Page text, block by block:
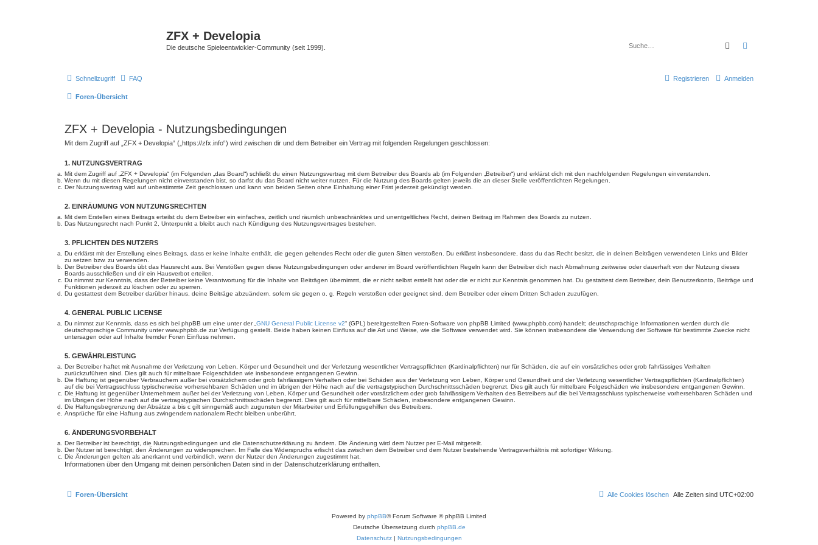
ZFX + Developia
Die deutsche Spieleentwickler-Community (seit 1999). Suche
Schnellzugriff FAQ Anmelden
Registrieren
Foren-Übersicht
ZFX + Developia - Nutzungsbedingungen
Mit dem Zugriff auf „ZFX + Developia“ („https://zfx.info“) wird zwischen dir und dem Betreiber ein Vertrag mit folgenden Regelungen geschlossen:
1. NUTZUNGSVERTRAG
Mit dem Zugriff auf „ZFX + Developia“ (im Folgenden „das Board“) schließt du einen Nutzungsvertrag mit dem Betreiber des Boards ab (im Folgenden „Betreiber“) und erklärst dich mit den nachfolgenden Regelungen einverstanden.
Wenn du mit diesen Regelungen nicht einverstanden bist, so darfst du das Board nicht weiter nutzen. Für die Nutzung des Boards gelten jeweils die an dieser Stelle veröffentlichten Regelungen.
Der Nutzungsvertrag wird auf unbestimmte Zeit geschlossen und kann von beiden Seiten ohne Einhaltung einer Frist jederzeit gekündigt werden.
2. EINRÄUMUNG VON NUTZUNGSRECHTEN
Mit dem Erstellen eines Beitrags erteilst du dem Betreiber ein einfaches, zeitlich und räumlich unbeschränktes und unentgeltliches Recht, deinen Beitrag im Rahmen des Boards zu nutzen.
Das Nutzungsrecht nach Punkt 2, Unterpunkt a bleibt auch nach Kündigung des Nutzungsvertrages bestehen.
3. PFLICHTEN DES NUTZERS
Du erklärst mit der Erstellung eines Beitrags, dass er keine Inhalte enthält, die gegen geltendes Recht oder die guten Sitten verstoßen. Du erklärst insbesondere, dass du das Recht besitzt, die in deinen Beiträgen verwendeten Links und Bilder
zu setzen bzw. zu verwenden.
Der Betreiber des Boards übt das Hausrecht aus. Bei Verstößen gegen diese Nutzungsbedingungen oder anderer im Board veröffentlichten Regeln kann der Betreiber dich nach Abmahnung zeitweise oder dauerhaft von der Nutzung dieses
Boards ausschließen und dir ein Hausverbot erteilen.
Du nimmst zur Kenntnis, dass der Betreiber keine Verantwortung für die Inhalte von Beiträgen übernimmt, die er nicht selbst erstellt hat oder die er nicht zur Kenntnis genommen hat. Du gestattest dem Betreiber, dein Benutzerkonto, Beiträge und
Funktionen jederzeit zu löschen oder zu sperren.
Du gestattest dem Betreiber darüber hinaus, deine Beiträge abzuändern, sofern sie gegen o. g. Regeln verstoßen oder geeignet sind, dem Betreiber oder einem Dritten Schaden zuzufügen.
4. GENERAL PUBLIC LICENSE
Du nimmst zur Kenntnis, dass es sich bei phpBB um eine unter der „ GNU General Public License v2“ (GPL) bereitgestellten Foren-Software von phpBB Limited (www.phpbb.com) handelt; deutschsprachige Informationen werden durch die
deutschsprachige Community unter www.phpbb.de zur Verfügung gestellt. Beide haben keinen Einfluss auf die Art und Weise, wie die Software verwendet wird. Sie können insbesondere die Verwendung der Software für bestimmte Zwecke nicht
untersagen oder auf Inhalte fremder Foren Einfluss nehmen.
5. GEWÄHRLEISTUNG
Der Betreiber haftet mit Ausnahme der Verletzung von Leben, Körper und Gesundheit und der Verletzung wesentlicher Vertragspflichten (Kardinalpflichten) nur für Schäden, die auf ein vorsätzliches oder grob fahrlässiges Verhalten
zurückzuführen sind. Dies gilt auch für mittelbare Folgeschäden wie insbesondere entgangenen Gewinn.
Die Haftung ist gegenüber Verbrauchern außer bei vorsätzlichem oder grob fahrlässigem Verhalten oder bei Schäden aus der Verletzung von Leben, Körper und Gesundheit und der Verletzung wesentlicher Vertragspflichten (Kardinalpflichten)
auf die bei Vertragsschluss typischerweise vorhersehbaren Schäden und im übrigen der Höhe nach auf die vertragstypischen Durchschnittsschäden begrenzt. Dies gilt auch für mittelbare Folgeschäden wie insbesondere entgangenen Gewinn.
Die Haftung ist gegenüber Unternehmern außer bei der Verletzung von Leben, Körper und Gesundheit oder vorsätzlichem oder grob fahrlässigem Verhalten des Betreibers auf die bei Vertragsschluss typischerweise vorhersehbaren Schäden und
im Übrigen der Höhe nach auf die vertragstypischen Durchschnittsschäden begrenzt. Dies gilt auch für mittelbare Schäden, insbesondere entgangenen Gewinn.
Die Haftungsbegrenzung der Absätze a bis c gilt sinngemäß auch zugunsten der Mitarbeiter und Erfüllungsgehilfen des Betreibers.
Ansprüche für eine Haftung aus zwingendem nationalem Recht bleiben unberührt.
6. ÄNDERUNGSVORBEHALT
Der Betreiber ist berechtigt, die Nutzungsbedingungen und die Datenschutzerklärung zu ändern. Die Änderung wird dem Nutzer per E-Mail mitgeteilt.
Der Nutzer ist berechtigt, den Änderungen zu widersprechen. Im Falle des Widerspruchs erlischt das zwischen dem Betreiber und dem Nutzer bestehende Vertragsverhältnis mit sofortiger Wirkung.
Die Änderungen gelten als anerkannt und verbindlich, wenn der Nutzer den Änderungen zugestimmt hat.
Informationen über den Umgang mit deinen persönlichen Daten sind in der Datenschutzerklärung enthalten.
Foren-Übersicht Alle Zeiten sind UTC+02:00
Alle Cookies löschen
Powered by phpBB® Forum Software © phpBB Limited
Deutsche Übersetzung durch phpBB.de
Datenschutz| Nutzungsbedingungen